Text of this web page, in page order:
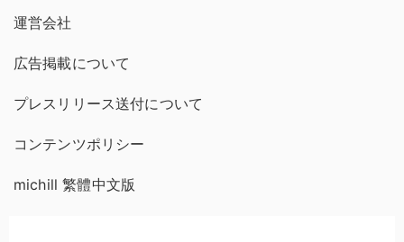
運営会社
広告掲載について
プレスリリース送付について
コンテンツポリシー
michill 繁體中文版